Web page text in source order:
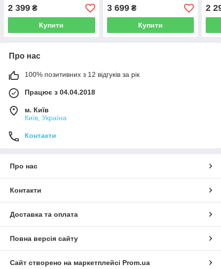
2 399 ₴
Купити
3 699₴
Купити
2
Про нас
100% позитивних з 12 відгуків за рік
Працює з 04.04.2018
м. Київ
Київ, Україна
Контакти
Про нас
Контакти
Доставка та оплата
Повна версія сайту
Сайт створено на маркетплейсі Prom.ua